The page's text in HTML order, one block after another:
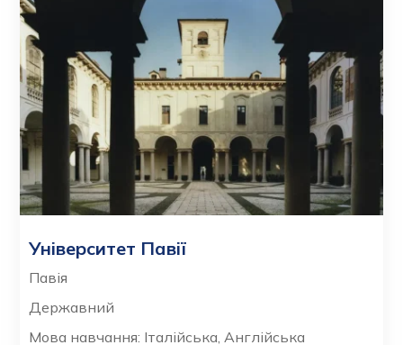
Університет Павії
Павія
Державний
Мова навчання: Італійська, Англійська